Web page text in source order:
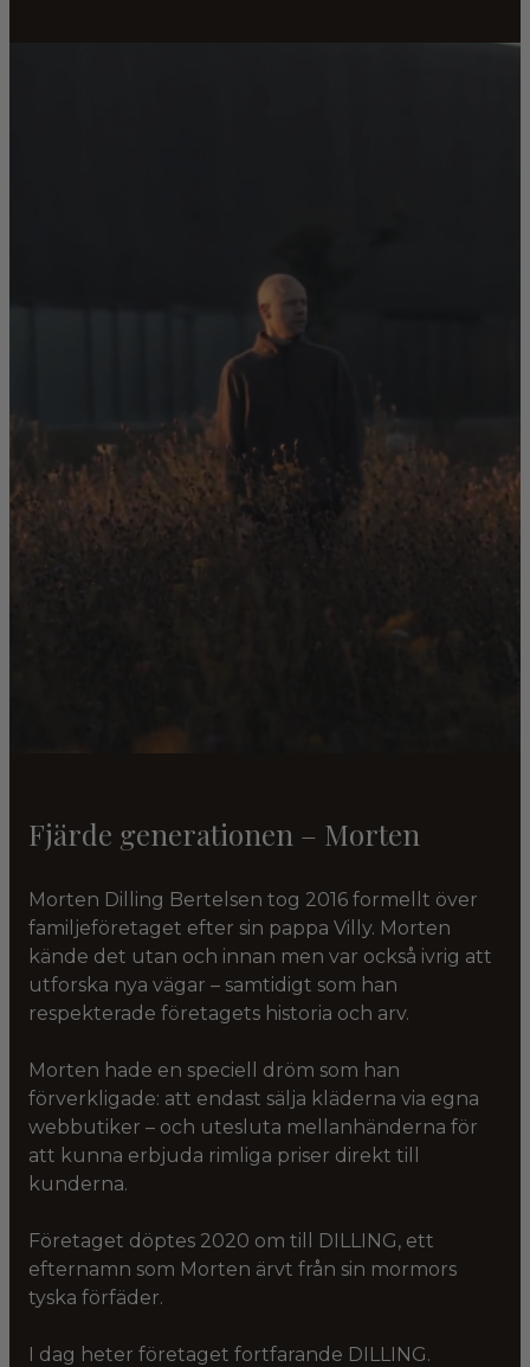
Fjärde generationen – Morten
Morten Dilling Bertelsen tog 2016 formellt över
familjeföretaget efter sin pappa Villy. Morten
kände det utan och innan men var också ivrig att
utforska nya vägar – samtidigt som han
respekterade företagets historia och arv.
Morten hade en speciell dröm som han
förverkligade: att endast sälja kläderna via egna
webbutiker – och utesluta mellanhänderna för
att kunna erbjuda rimliga priser direkt till
kunderna.
Företaget döptes 2020 om till DILLING, ett
efternamn som Morten ärvt från sin mormors
tyska förfäder.
I dag heter företaget fortfarande DILLING.